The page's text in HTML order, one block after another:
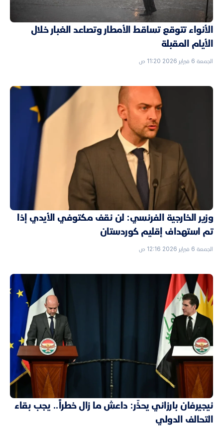
الأنواء تتوقع تساقط الأمطار وتصاعد الغبار خلال
الأيام المقبلة
الجمعة 6 فبراير 2026 11:20 ص
وزير الخارجية الفرنسي: لن نقف مكتوفي الأيدي إذا
تم استهداف إقليم كوردستان
الجمعة 6 فبراير 2026 12:16 ص
نيجيرفان بارزاني يحذّر: داعش ما زال خطراً.. يجب بقاء
التحالف الدولي